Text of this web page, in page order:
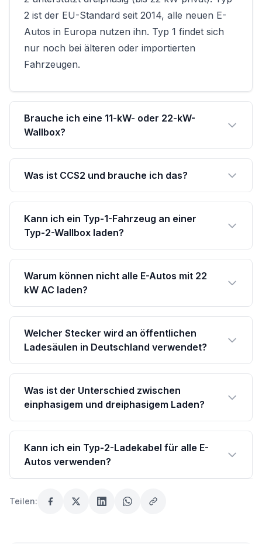
2 ist der EU-Standard seit 2014, alle neuen E-
Autos in Europa nutzen ihn. Typ 1 findet sich
nur noch bei älteren oder importierten
Fahrzeugen.
Brauche ich eine 11-kW- oder 22-kW-
Wallbox?
Was ist CCS2 und brauche ich das?
Kann ich ein Typ-1-Fahrzeug an einer
Typ-2-Wallbox laden?
Warum können nicht alle E-Autos mit 22
kW AC laden?
Welcher Stecker wird an öffentlichen
Ladesäulen in Deutschland verwendet?
Was ist der Unterschied zwischen
einphasigem und dreiphasigem Laden?
Kann ich ein Typ-2-Ladekabel für alle E-
Autos verwenden?
Teilen: